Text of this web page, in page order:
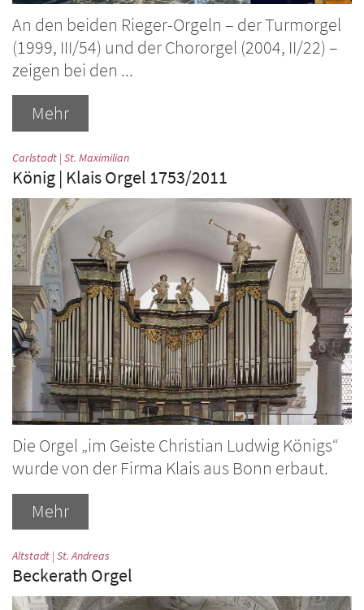
An den beiden Rieger-Orgeln – der Turmorgel
(1999, III/54) und der Chororgel (2004, II/22) –
zeigen bei den ...
Mehr
Carlstadt | St. Maximilian:
König | Klais Orgel 1753/2011
Die Orgel „im Geiste Christian Ludwig Königs“
wurde von der Firma Klais aus Bonn erbaut.
Mehr
Altstadt | St. Andreas
Beckerath Orgel